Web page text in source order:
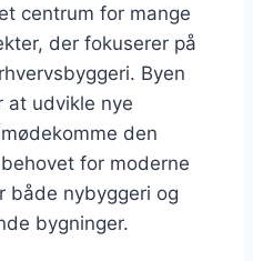
centrum for mange
der fokuserer på
Byen
at udvikle nye
den
for moderne
både nybyggeri og
bygninger.